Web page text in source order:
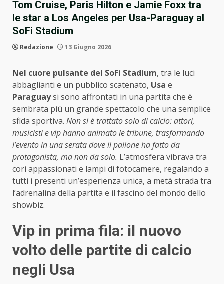
Tom Cruise, Paris Hilton e Jamie Foxx tra
le star a Los Angeles per Usa-Paraguay al
SoFi Stadium
Redazione 13 Giugno 2026
Nel cuore pulsante del SoFi Stadium, tra le luci
abbaglianti e un pubblico scatenato, Usa e
Paraguaysi sono affrontati in una partita che è
sembrata più un grande spettacolo che una semplice
sfida sportiva. Non si è trattato solo di calcio: attori,
musicisti e vip hanno animato le tribune, trasformando
l’evento in una serata dove il pallone ha fatto da
protagonista, ma non da solo. L’atmosfera vibrava tra
cori appassionati e lampi di fotocamere, regalando a
tutti i presenti un’esperienza unica, a metà strada tra
l’adrenalina della partita e il fascino del mondo dello
showbiz.
Vip in prima fila: il nuovo
volto delle partite di calcio
negli Usa